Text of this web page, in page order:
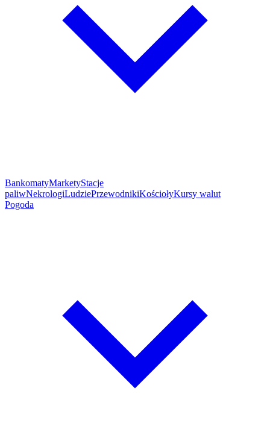
BankomatyMarketyStacje
paliwNekrologiLudziePrzewodnikiKościołyKursy walut
Pogoda